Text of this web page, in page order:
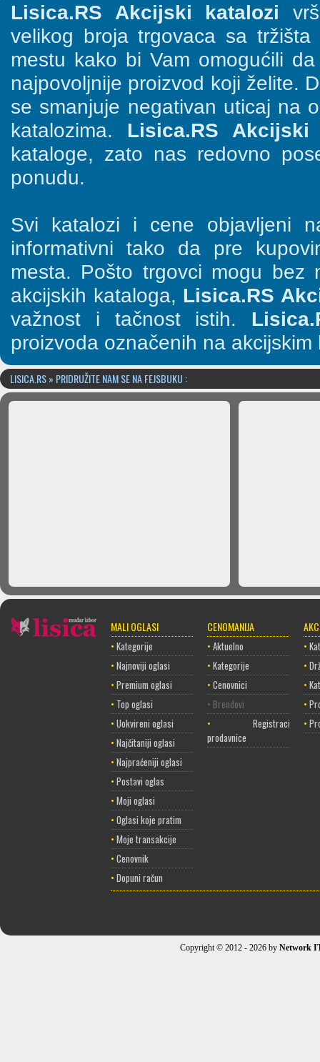
Lisica.RS Akcijski katalozi
velikog broja trgovaca sa
mestu kako bi Vam omogućili
najpovoljnije proizvod koji želite.
se smanjuje negativan uticaj na
katalozima. Lisica.RS Akcijski
kataloge, zato nas redovno
ponudu.
Svi katalozi i cene objavljeni
informativni tako da pre
mesta. Pošto trgovci mogu bez
akcijskih kataloga, Lisica.RS
važnost i tačnost istih.
proizvoda označenih na akcijskim
LISICA.RS » PRIDRUŽITE NAM SE NA FEJSBUKU :
MALI OGLASI
• Kategorije
• Najnoviji oglasi
• Premium oglasi
• Top oglasi
• Uokvireni oglasi
• Najčitaniji oglasi
• Najpraćeniji oglasi
• Postavi oglas
• Moji oglasi
• Oglasi koje pratim
• Moje transakcije
• Cenovnik
• Dopuni račun
CENOMANIJA
• Aktuelno
• Kategorije
• Cenovnici
• Brendovi
• Registracija
prodavnice
•
•
•
•
•
Copyright © 2012 - 2026 by Network